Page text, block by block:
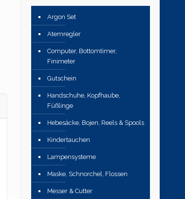
Argon Set
Atemregler
Computer, Bottomtimer,
Finimeter
Gutschein
Handschuhe, Kopfhaube,
Füßlinge
Hebesäcke, Bojen, Reels & Spools
Kindertauchen
Lampensysteme
Maske, Schnorchel, Flossen
Messer & Cutter